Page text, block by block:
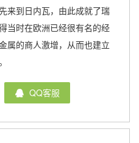
来到日内瓦，由此成就了瑞
当时在欧洲已经很有名的经
属的商人激增，从而也建立
QQ客服